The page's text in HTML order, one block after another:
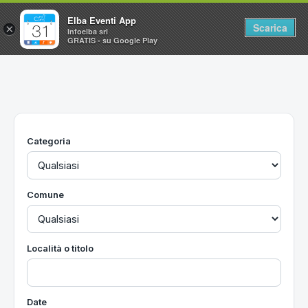
Home
Utilità
Categoria
Comune
Località o titolo
Date
×
Elba Eventi App
Infoelba srl
GRATIS - su Google Play
Scarica